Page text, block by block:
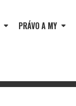
PRÁVO A MY